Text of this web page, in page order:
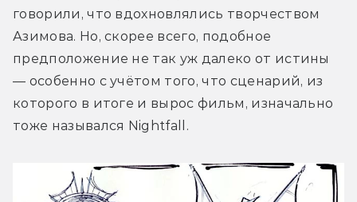
говорили, что вдохновлялись творчеством
Азимова. Но, скорее всего, подобное
предположение не так уж далеко от истины
— особенно с учётом того, что сценарий, из
которого в итоге и вырос фильм, изначально
тоже назывался Nightfall.